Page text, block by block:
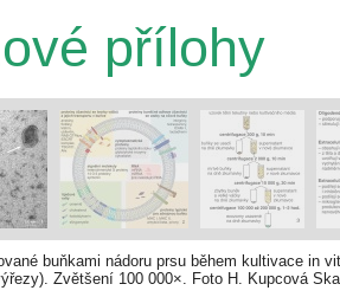
přílohy
buňkami nádoru prsu během kultivace
Zvětšení 100 000×. Foto H. Kupcová